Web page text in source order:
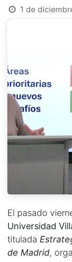
1 de
El pasado
Universidad
titulada
de Madrid,